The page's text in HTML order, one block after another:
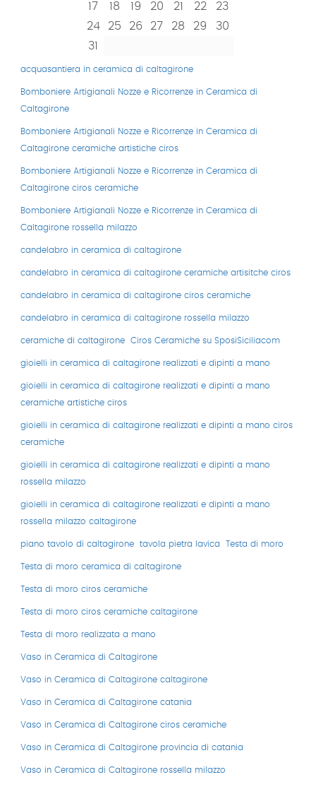
17
18 19 20 21 22
23
24
25 26 27 28 29
30
31
acquasantiera in ceramica di caltagirone
Bomboniere Artigianali Nozze e Ricorrenze in Ceramica di
Caltagirone
Bomboniere Artigianali Nozze e Ricorrenze in Ceramica di
Caltagirone ceramiche artistiche ciros
Bomboniere Artigianali Nozze e Ricorrenze in Ceramica di
Caltagirone ciros ceramiche
Bomboniere Artigianali Nozze e Ricorrenze in Ceramica di
Caltagirone rossella milazzo
candelabro in ceramica di caltagirone
candelabro in ceramica di caltagirone ceramiche artisitche ciros
candelabro in ceramica di caltagirone ciros ceramiche
candelabro in ceramica di caltagirone rossella milazzo
ceramiche di caltagirone Ciros Ceramiche su SposiSiciliacom
gioielli in ceramica di caltagirone realizzati e dipinti a mano
gioielli in ceramica di caltagirone realizzati e dipinti a mano
ceramiche artistiche ciros
gioielli in ceramica di caltagirone realizzati e dipinti a mano ciros
ceramiche
gioielli in ceramica di caltagirone realizzati e dipinti a mano
rossella milazzo
gioielli in ceramica di caltagirone realizzati e dipinti a mano
rossella milazzo caltagirone
piano tavolo di caltagirone tavola pietra lavica Testa di moro
Testa di moro ceramica di caltagirone
Testa di moro ciros ceramiche
Testa di moro ciros ceramiche caltagirone
Testa di moro realizzata a mano
Vaso in Ceramica di Caltagirone
Vaso in Ceramica di Caltagirone caltagirone
Vaso in Ceramica di Caltagirone catania
Vaso in Ceramica di Caltagirone ciros ceramiche
Vaso in Ceramica di Caltagirone provincia di catania
Vaso in Ceramica di Caltagirone rossella milazzo